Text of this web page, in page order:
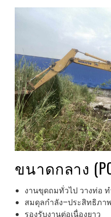
ขนาดกลาง
งานขุดถมทั่วไป วางท่อ ท
สมดุลกำลัง–ประสิทธิภา
รองรับงานต่อเนื่องยาว